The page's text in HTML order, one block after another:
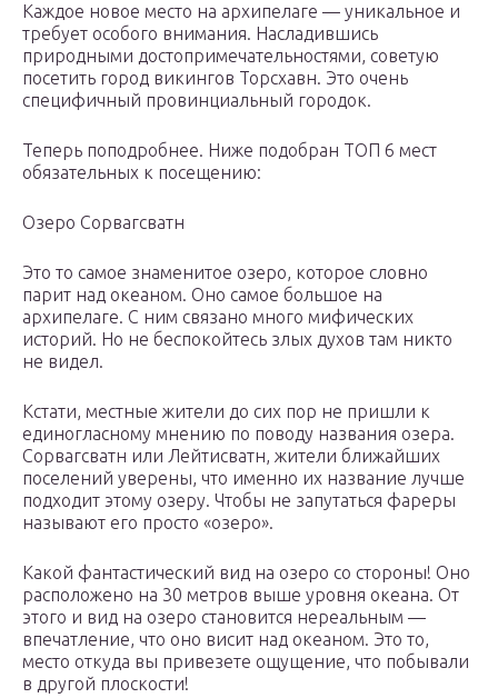
Каждое новое место на архипелаге — уникальное и
требует особого внимания. Насладившись
природными достопримечательностями, советую
посетить город викингов Торсхавн. Это очень
специфичный провинциальный городок.
Теперь поподробнее. Ниже подобран ТОП 6 мест
обязательных к посещению:
Озеро Сорвагсватн
Это то самое знаменитое озеро, которое словно
парит над океаном. Оно самое большое на
архипелаге. С ним связано много мифических
историй. Но не беспокойтесь злых духов там никто
не видел.
Кстати, местные жители до сих пор не пришли к
единогласному мнению по поводу названия озера.
Сорвагсватн или Лейтисватн, жители ближайших
поселений уверены, что именно их название лучше
подходит этому озеру. Чтобы не запутаться фареры
называют его просто «озеро».
Какой фантастический вид на озеро со стороны! Оно
расположено на 30 метров выше уровня океана. От
этого и вид на озеро становится нереальным —
впечатление, что оно висит над океаном. Это то,
место откуда вы привезете ощущение, что побывали
в другой плоскости!